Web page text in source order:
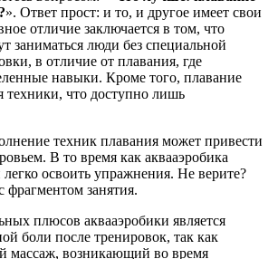
». Ответ прост: и то, и другое имеет свои
отличие заключается в том, что
заниматься люди без специальной
в отличие от плавания, где
навыки. Кроме того, плавание
техники, что доступно лишь
техник плавания может привести
В то время как аквааэробика
легко освоить упражнения. Не верите?
фрагментом занятия.
плюсов аквааэробики является
боли после тренировок, так как
массаж, возникающий во время